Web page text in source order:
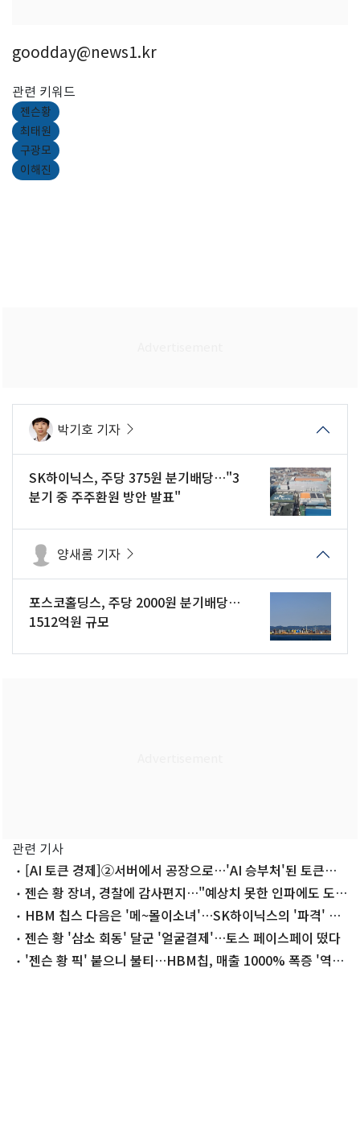
goodday@news1.kr
관련 키워드
젠슨황
최태원
구광모
이해진
박기호 기자
SK하이닉스, 주당 375원 분기배당…"3
분기 중 주주환원 방안 발표"
양새롬 기자
포스코홀딩스, 주당 2000원 분기배당…
1512억원 규모
관련 기사
[AI 토큰 경제]②서버에서 공장으로…'AI 승부처'된 토큰팩
토리젠슨 황 장녀, 경찰에 감사편지…"예상치 못한 인파에도 도와
줘"HBM 칩스 다음은 '메~몰이소녀'…SK하이닉스의 '파격' 광
고까지
젠슨 황 '삼소 회동' 달군 '얼굴결제'…토스 페이스페이 떴다
'젠슨 황 픽' 붙으니 불티…HBM칩, 매출 1000% 폭증 '역주